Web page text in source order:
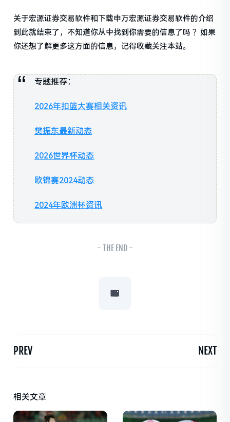
关于宏源证券交易软件和下载申万宏源证券交易软件的介绍
到此就结束了，不知道你从中找到你需要的信息了吗 ？如果
你还想了解更多这方面的信息，记得收藏关注本站。
专题推荐：
2026年扣篮大赛相关资讯
樊振东最新动态
2026世界杯动态
欧锦赛2024动态
2024年欧洲杯资讯
- THE END -
PREV NEXT
相关文章